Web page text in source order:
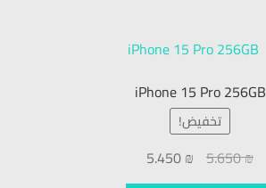
iPhone 15 Pro 256GB
تخفيض!
5.650₪
5.450₪